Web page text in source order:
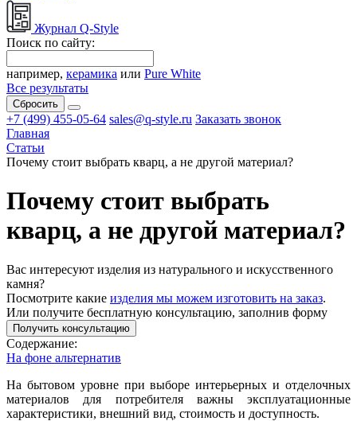
Журнал Q-Style
Поиск по сайту:
например, керамика или Pure White
Все результаты
Сбросить
+7 (499) 455-05-64 sales@q-style.ru Заказать звонок
Главная
Статьи
Почему стоит выбрать кварц, а не другой материал?
Почему стоит выбрать
кварц, а не другой материал?
Вас интересуют изделия из натурального и искусственного
камня?
Посмотрите какие изделия мы можем изготовить на заказ.
Или получите бесплатную консультацию, заполнив форму
Получить консультацию
Содержание:
На фоне альтернатив
На бытовом уровне при выборе интерьерных и отделочных
материалов для потребителя важны эксплуатационные
характеристики, внешний вид, стоимость и доступность.